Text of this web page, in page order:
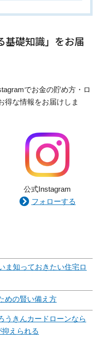
基礎知識」をお届
でお金の貯め方・ロ
得な情報をお届けしま
公式Instagram
フォローする
ま知っておきたい住宅ロ
めの賢い備え方
うきんカードローンなら
えられる